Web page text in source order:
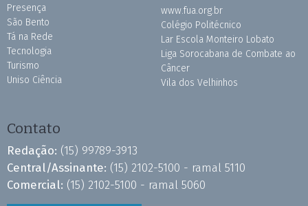
Presença
São Bento
Tá na Rede
Tecnologia
Turismo
Uniso Ciência
www.fua.org.br
Colégio Politécnico
Lar Escola Monteiro Lobato
Liga Sorocabana de Combate ao
Câncer
Vila dos Velhinhos
Contato
Redação: (15) 99789-3913
Central/Assinante: (15) 2102-5100 - ramal 5110
Comercial: (15) 2102-5100 - ramal 5060